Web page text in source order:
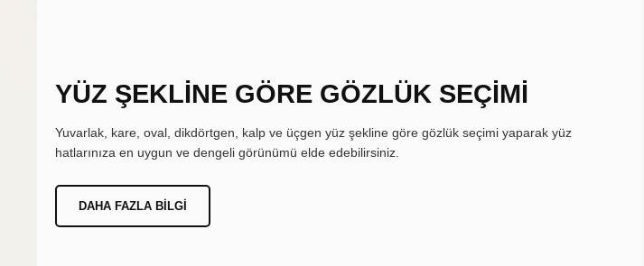
YÜZ ŞEKLİNE GÖRE GÖZLÜK SEÇİMİ
Yuvarlak, kare, oval, dikdörtgen, kalp ve üçgen yüz şekline göre gözlük seçimi yaparak yüz
hatlarınıza en uygun ve dengeli görünümü elde edebilirsiniz.
DAHA FAZLA BILGI